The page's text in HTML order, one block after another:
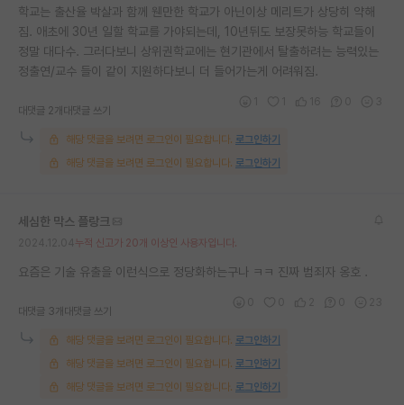
학교는 출산율 박살과 함께 웬만한 학교가 아닌이상 메리트가 상당히 약해
짐. 애초에 30년 일할 학교를 가야되는데, 10년뒤도 보장못하능 학교들이
정말 대다수. 그러다보니 상위권학교에는 현기관에서 탈출하려는 능력있는
정출연/교수 들이 같이 지원하다보니 더 들어가는게 어려워짐.
대댓글 2개 대댓글 쓰기
해당 댓글을 보려면 로그인이 필요합니다. 로그인하기
해당 댓글을 보려면 로그인이 필요합니다. 로그인하기
세심한 막스 플랑크
누적 신고가 20개 이상인 사용자입니다.
요즘은 기술 유출을 이런식으로 정당화하는구나 ㅋㅋ 진짜 범죄자 옹호 .
대댓글 3개 대댓글 쓰기
해당 댓글을 보려면 로그인이 필요합니다. 로그인하기
해당 댓글을 보려면 로그인이 필요합니다. 로그인하기
해당 댓글을 보려면 로그인이 필요합니다. 로그인하기